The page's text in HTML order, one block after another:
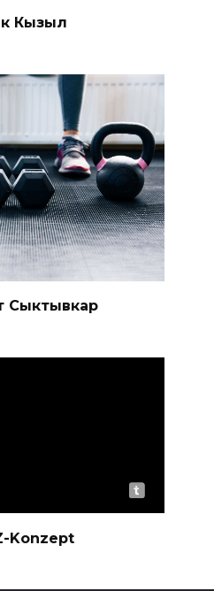
Кызыл
Сыктывкар
Konzept